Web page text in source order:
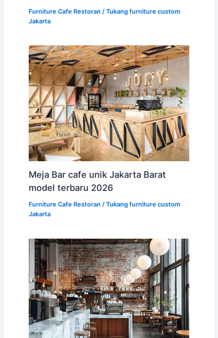
Furniture Cafe Restoran / Tukang furniture custom
Jakarta
Meja Bar cafe unik Jakarta Barat
model terbaru 2026
Furniture Cafe Restoran / Tukang furniture custom
Jakarta